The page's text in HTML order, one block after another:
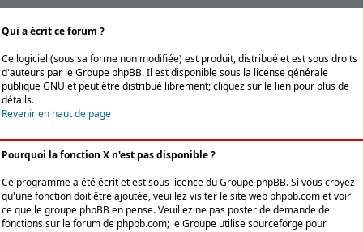
Qui a écrit ce forum ?
Ce logiciel (sous sa forme non modifiée) est produit, distribué et est sous droits
d'auteurs par leGroupe phpBB. Il est disponible sous la license générale
publique GNU et peut être distribué librement; cliquez sur le lien pour plus de
détails.
Revenir en haut de page
Pourquoi la fonction X n'est pas disponible ?
Ce programme a été écrit et est sous licence du Groupe phpBB. Si vous croyez
qu'une fonction doit être ajoutée, veuillez visiter le site web phpbb.com et voir
ce que le groupe phpBB en pense. Veuillez ne pas poster de demande de
fonctions sur le forum de phpbb.com; le Groupe utilise sourceforge pour